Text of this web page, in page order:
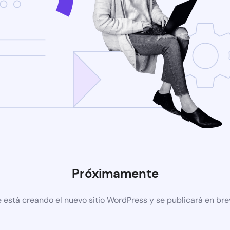
Próximamente
está creando el nuevo sitio WordPress y se publicará en